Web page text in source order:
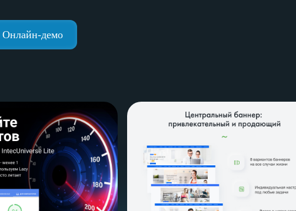
Онлайн-демо